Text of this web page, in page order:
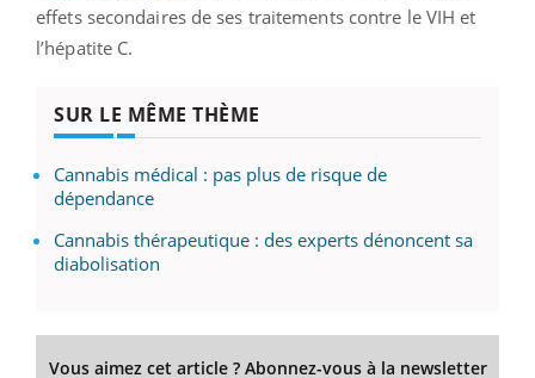
effets secondaires de ses traitements contre le VIH et
l’hépatite C.
SUR LE MÊME THÈME
Cannabis médical : pas plus de risque de
dépendance
Cannabis thérapeutique : des experts dénoncent sa
diabolisation
Vous aimez cet article ? Abonnez-vous à la newsletter